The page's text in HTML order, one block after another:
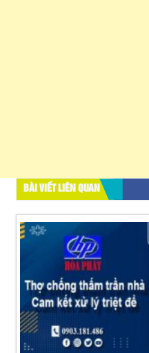
BÀI VIẾT LIÊN QUAN